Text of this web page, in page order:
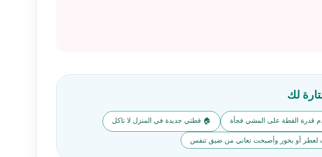
لك
قدرة القطة على المشي فجأة 🏠 قطتي جديدة في المنزل لا تاكل
أو بخور وأصبحت تعاني من ضيق تنفس